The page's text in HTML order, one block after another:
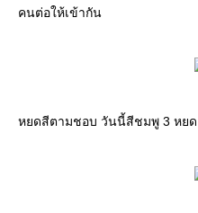
คนต่อให้เข้ากัน
หยดสีตามชอบ วันนี้สีชมพู 3 หยด